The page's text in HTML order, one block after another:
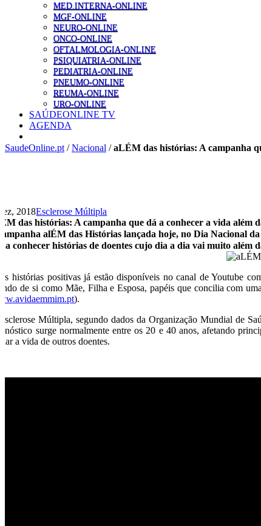
MED.INTERNA-ONLINE
MGF-ONLINE
NEURO-ONLINE
ONCO-ONLINE
OFTALMOLOGIA-ONLINE
PSIQUIATRIA-ONLINE
PEDIATRIA-ONLINE
PNEUMO-ONLINE
REUMA-ONLINE
URO-ONLINE
SAÚDEONLINE TV
AGENDA
SaudeOnline.pt /Nacional /aLÉM das histórias: A campanha
2018Esclerose Múltipla
das histórias: A campanha que dá a conhecer a vida além
alÉM das Histórias lançada hoje, no Dia Nacional
a conhecer histórias de doentes cujo dia a dia vai muito além
histórias positivas já estão disponíveis no canal de Youtube
de si como Mãe, Filha e Esposa, papéis que concilia com
).
Múltipla, segundo dados da Organização Mundial de
surge normalmente entre os 20 e 40 anos, afetando
a vida de outros doentes.